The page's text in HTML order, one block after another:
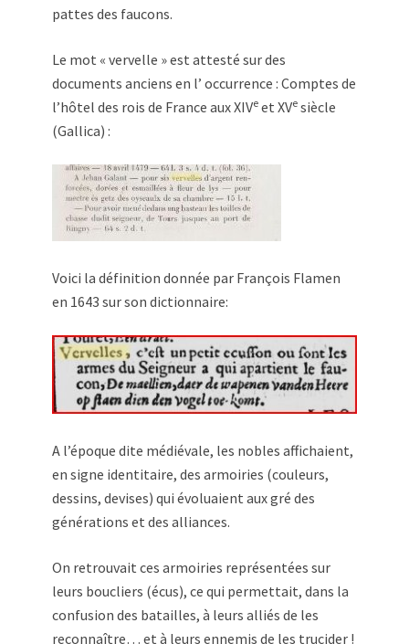
pattes des faucons.
Le mot « vervelle » est attesté sur des
documents anciens en l’ occurrence : Comptes de
l’hôtel des rois de France aux XIVeet XVesiècle
(Gallica) :
Voici la définition donnée par François Flamen
en 1643 sur son dictionnaire:
A l’époque dite médiévale, les nobles affichaient,
en signe identitaire, des armoiries (couleurs,
dessins, devises) qui évoluaient aux gré des
générations et des alliances.
On retrouvait ces armoiries représentées sur
leurs boucliers (écus), ce qui permettait, dans la
confusion des batailles, à leurs alliés de les
reconnaître… et à leurs ennemis de les trucider !